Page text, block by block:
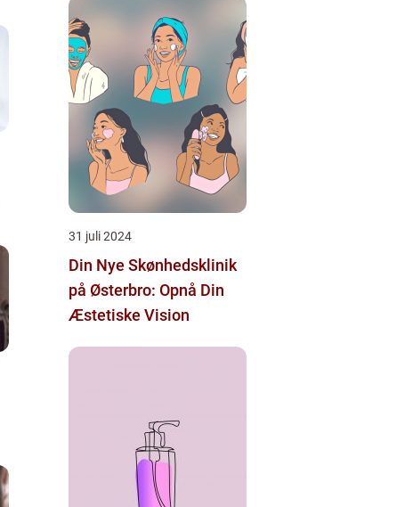
31 juli 2024
Din Nye Skønhedsklinik
på Østerbro: Opnå Din
Æstetiske Vision